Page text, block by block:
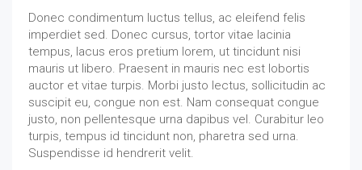
Donec condimentum luctus tellus, ac eleifend felis
imperdiet sed. Donec cursus, tortor vitae lacinia
tempus, lacus eros pretium lorem, ut tincidunt nisi
mauris ut libero. Praesent in mauris nec est lobortis
auctor et vitae turpis. Morbi justo lectus, sollicitudin ac
suscipit eu, congue non est. Nam consequat congue
justo, non pellentesque urna dapibus vel. Curabitur leo
turpis, tempus id tincidunt non, pharetra sed urna.
Suspendisse id hendrerit velit.